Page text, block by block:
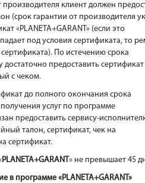
клиент должен
(срок гарантии от производителя
«PLANETA+GARANT» (если это
под условия сертификата, то
По истечению срока
предоставить сертификат
с чеком.
до полного окончания срока
услуг по программе
предоставить сервису-
талон, сертификат, чек на
сертификат.
PLANETA+GARANT» не превышает 45
в программе «PLANETA+GARANT»